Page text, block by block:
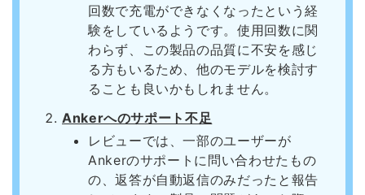
回数で充電ができなくなったという経
験をしているようです。使用回数に関
わらず、この製品の品質に不安を感じ
る方もいるため、他のモデルを検討す
ることも良いかもしれません。
Ankerへのサポート不足
レビューでは、一部のユーザーが
Ankerのサポートに問い合わせたもの
の、返答が自動返信のみだったと報告